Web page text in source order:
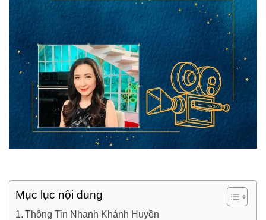
Mục lục nội dung
Thông Tin Nhanh Khánh Huyền